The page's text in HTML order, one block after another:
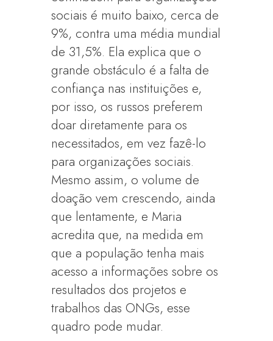
sociais é muito baixo, cerca de
9%, contra uma média mundial
de 31,5%. Ela explica que o
grande obstáculo é a falta de
confiança nas instituições e,
por isso, os russos preferem
doar diretamente para os
necessitados, em vez fazê-lo
para organizações sociais.
Mesmo assim, o volume de
doação vem crescendo, ainda
que lentamente, e Maria
acredita que, na medida em
que a população tenha mais
acesso a informações sobre os
resultados dos projetos e
trabalhos das ONGs, esse
quadro pode mudar.